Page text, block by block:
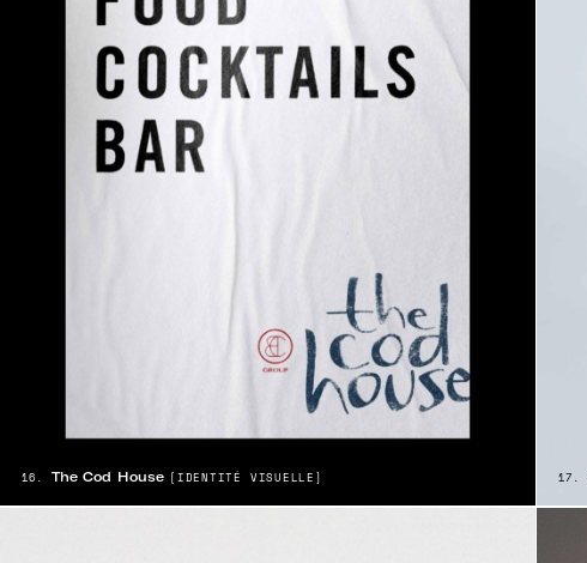
16. The Cod House [IDENTITÉ VISUELLE] 17.